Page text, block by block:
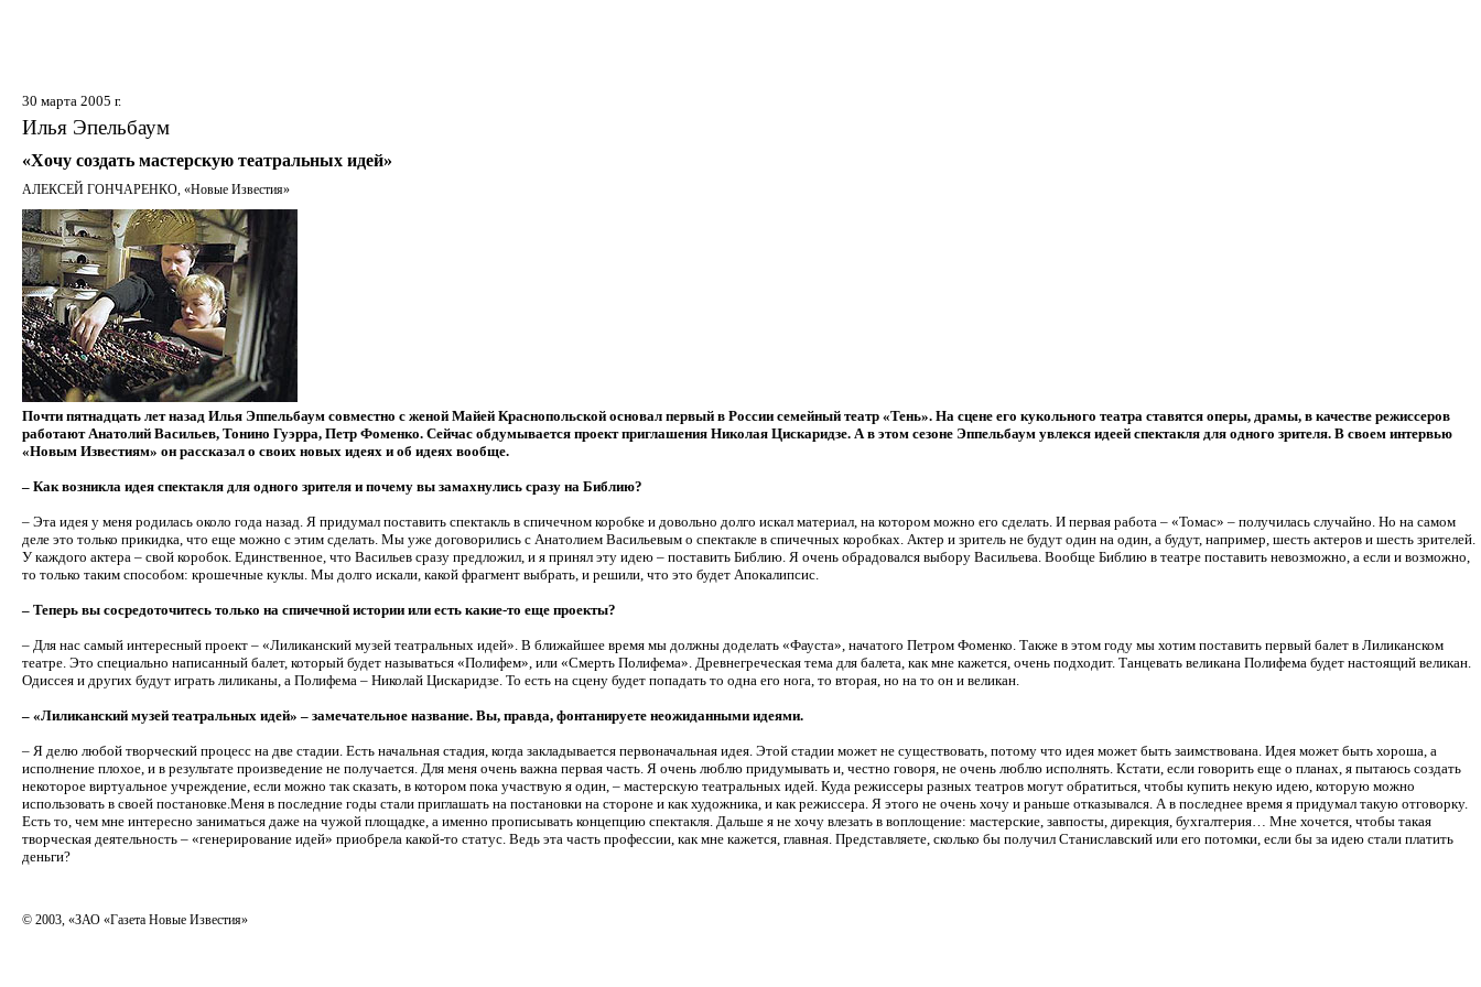
30 марта 2005 г.
Илья Эпельбаум
«Хочу создать мастерскую театральных идей»
АЛЕКСЕЙ ГОНЧАРЕНКО, «Новые Известия»
Почти пятнадцать лет назад Илья Эппельбаум совместно с женой Майей Краснопольской основал первый в России семейный театр «Тень». На сцене его кукольного театра ставятся оперы, драмы, в качестве режиссеров
работают Анатолий Васильев, Тонино Гуэрра, Петр Фоменко. Сейчас обдумывается проект приглашения Николая Цискаридзе. А в этом сезоне Эппельбаум увлекся идеей спектакля для одного зрителя. В своем интервью
«Новым Известиям» он рассказал о своих новых идеях и об идеях вообще.
– Как возникла идея спектакля для одного зрителя и почему вы замахнулись сразу на Библию?
– Эта идея у меня родилась около года назад. Я придумал поставить спектакль в спичечном коробке и довольно долго искал материал, на котором можно его сделать. И первая работа – «Томас» – получилась случайно. Но на самом
деле это только прикидка, что еще можно с этим сделать. Мы уже договорились с Анатолием Васильевым о спектакле в спичечных коробках. Актер и зритель не будут один на один, а будут, например, шесть актеров и шесть зрителей.
У каждого актера – свой коробок. Единственное, что Васильев сразу предложил, и я принял эту идею – поставить Библию. Я очень обрадовался выбору Васильева. Вообще Библию в театре поставить невозможно, а если и возможно,
то только таким способом: крошечные куклы. Мы долго искали, какой фрагмент выбрать, и решили, что это будет Апокалипсис.
– Теперь вы сосредоточитесь только на спичечной истории или есть какие-то еще проекты?
– Для нас самый интересный проект – «Лиликанский музей театральных идей». В ближайшее время мы должны доделать «Фауста», начатого Петром Фоменко. Также в этом году мы хотим поставить первый балет в Лиликанском
театре. Это специально написанный балет, который будет называться «Полифем», или «Смерть Полифема». Древнегреческая тема для балета, как мне кажется, очень подходит. Танцевать великана Полифема будет настоящий великан.
Одиссея и других будут играть лиликаны, а Полифема – Николай Цискаридзе. То есть на сцену будет попадать то одна его нога, то вторая, но на то он и великан.
– «Лиликанский музей театральных идей» – замечательное название. Вы, правда, фонтанируете неожиданными идеями.
– Я делю любой творческий процесс на две стадии. Есть начальная стадия, когда закладывается первоначальная идея. Этой стадии может не существовать, потому что идея может быть заимствована. Идея может быть хороша, а
исполнение плохое, и в результате произведение не получается. Для меня очень важна первая часть. Я очень люблю придумывать и, честно говоря, не очень люблю исполнять. Кстати, если говорить еще о планах, я пытаюсь создать
некоторое виртуальное учреждение, если можно так сказать, в котором пока участвую я один, – мастерскую театральных идей. Куда режиссеры разных театров могут обратиться, чтобы купить некую идею, которую можно
использовать в своей постановке.Меня в последние годы стали приглашать на постановки на стороне и как художника, и как режиссера. Я этого не очень хочу и раньше отказывался. А в последнее время я придумал такую отговорку.
Есть то, чем мне интересно заниматься даже на чужой площадке, а именно прописывать концепцию спектакля. Дальше я не хочу влезать в воплощение: мастерские, завпосты, дирекция, бухгалтерия… Мне хочется, чтобы такая
творческая деятельность – «генерирование идей» приобрела какой-то статус. Ведь эта часть профессии, как мне кажется, главная. Представляете, сколько бы получил Станиславский или его потомки, если бы за идею стали платить
деньги?
© 2003, «ЗАО «Газета Новые Известия»